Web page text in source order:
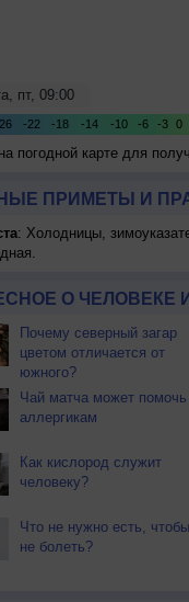
погодной карте для
ПРИМЕТЫ И
: Холодницы,
О ЧЕЛОВЕКЕ
Почему северный загар
цветом отличается от
южного?
Чай матча может помочь
аллергикам
Как кислород служит
человеку?
Что не нужно есть, чтобы
не болеть?